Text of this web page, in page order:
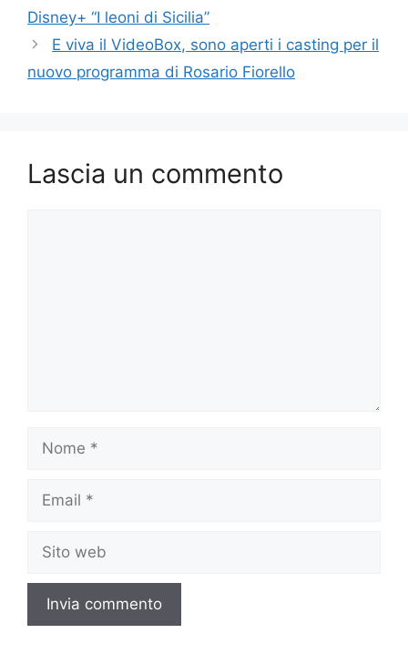
Disney+ “I leoni di Sicilia”
E viva il VideoBox, sono aperti i casting per il
nuovo programma di Rosario Fiorello
Lascia un commento
web